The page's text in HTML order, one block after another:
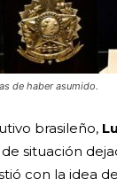
de haber asumido.
brasileño,
situación
con la idea